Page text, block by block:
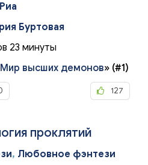
Буртовая
23 минуты
Мир высших демонов» (#1)
127
проклятий
, Любовное фэнтези